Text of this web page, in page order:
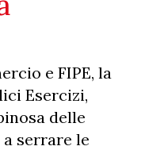
e FIPE, la
Esercizi,
delle
serrare le